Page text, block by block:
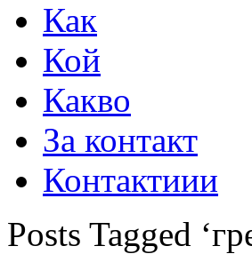
Как
Кой
Какво
За контакт
Контактиии
Posts Tagged